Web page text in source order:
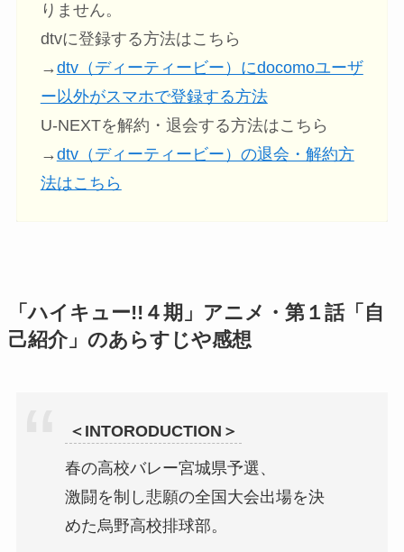
りません。
dtvに登録する方法はこちら
→dtv（ディーティービー）にdocomoユーザ
ー以外がスマホで登録する方法
U-NEXTを解約・退会する方法はこちら
→dtv（ディーティービー）の退会・解約方
法はこちら
「ハイキュー!!４期」アニメ・第１話「自
己紹介」のあらすじや感想
＜INTORODUCTION＞
春の高校バレー宮城県予選、
激闘を制し悲願の全国大会出場を決
めた烏野高校排球部。